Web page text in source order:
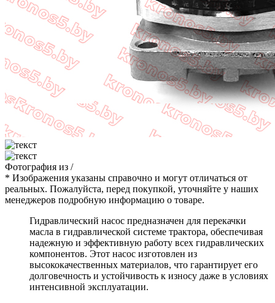
Фотография из /
* Изображения указаны справочно и могут отличаться от
реальных. Пожалуйста, перед покупкой, уточняйте у наших
менеджеров подробную информацию о товаре.
Гидравлический насос предназначен для перекачки
масла в гидравлической системе трактора, обеспечивая
надежную и эффективную работу всех гидравлических
компонентов. Этот насос изготовлен из
высококачественных материалов, что гарантирует его
долговечность и устойчивость к износу даже в условиях
интенсивной эксплуатации.